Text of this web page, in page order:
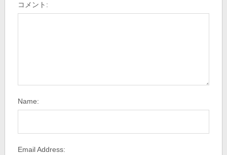
コメント:
Name:
Email Address: